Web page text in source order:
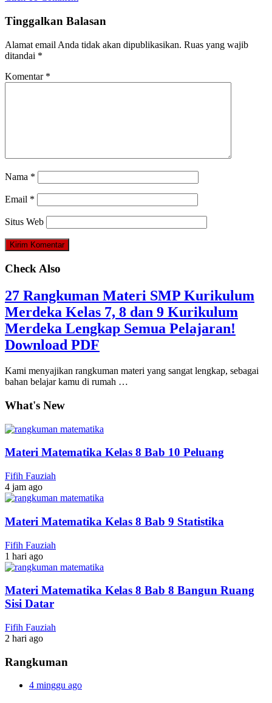
Tinggalkan Balasan
Alamat email Anda tidak akan dipublikasikan. Ruas yang wajib
ditandai *
Komentar *
Nama *
Email *
Situs Web
Check Also
27 Rangkuman Materi SMP Kurikulum
Merdeka Kelas 7, 8 dan 9 Kurikulum
Merdeka Lengkap Semua Pelajaran!
Download PDF
Kami menyajikan rangkuman materi yang sangat lengkap, sebagai
bahan belajar kamu di rumah …
What's New
Materi Matematika Kelas 8 Bab 10 Peluang
Fifih Fauziah
4 jam ago
Materi Matematika Kelas 8 Bab 9 Statistika
Fifih Fauziah
1 hari ago
Materi Matematika Kelas 8 Bab 8 Bangun Ruang
Sisi Datar
Fifih Fauziah
2 hari ago
Rangkuman
4 minggu ago